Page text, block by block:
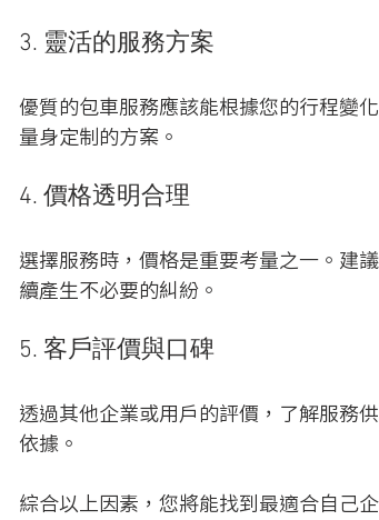
3. 靈活的服務方案
優質的包車服務應該能根據您的行程變
量身定制的方案。
4. 價格透明合理
選擇服務時，價格是重要考量之一。建
續產生不必要的糾紛。
5. 客戶評價與口碑
透過其他企業或用戶的評價，了解服務
依據。
綜合以上因素，您將能找到最適合自己